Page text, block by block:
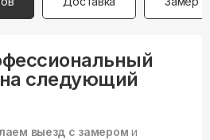
следующий
выезд с замером и